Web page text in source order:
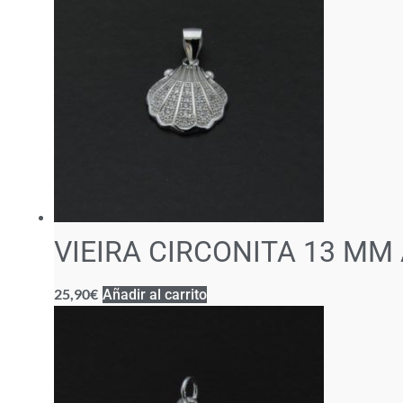
VIEIRA CIRCONITA 13 MM
25,90€ Añadir al carrito